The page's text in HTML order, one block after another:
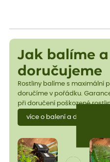
Jak balíme a
doručujeme
Rostliny balíme s maximální
doručíme v pořádku.
při doručení poškozené
více o balení a dopravě